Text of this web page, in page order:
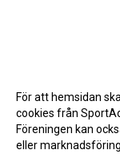
För att hemsidan
cookies från
Föreningen kan
eller